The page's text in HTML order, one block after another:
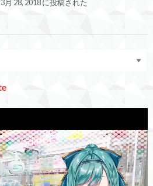
3月 28, 2018 に投稿された